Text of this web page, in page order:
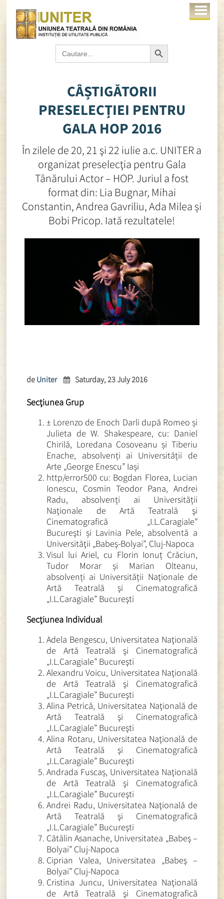
Search
for:
Search Button
CÂȘTIGĂTORII
PRESELECȚIEI PENTRU
GALA HOP 2016
În zilele de 20, 21 şi 22 iulie a.c. UNITER a
organizat preselecţia pentru Gala
Tânărului Actor – HOP. Juriul a fost
format din: Lia Bugnar, Mihai
Constantin, Andrea Gavriliu, Ada Milea și
Bobi Pricop. Iată rezultatele!
de Uniter Saturday, 23 July 2016
Secţiunea Grup
± Lorenzo de Enoch Darli după Romeo și
Julieta de W. Shakespeare, cu: Daniel
Chirilă, Loredana Cosoveanu și Tiberiu
Enache, absolvenți ai Universității de
Arte „George Enescu” Iași
http/error500 cu: Bogdan Florea, Lucian
Ionescu, Cosmin Teodor Pana, Andrei
Radu, absolvenți ai Universității
Naţionale de Artă Teatrală şi
Cinematografică „I.L.Caragiale”
Bucureşti și Lavinia Pele, absolventă a
Universităţii „Babeş-Bolyai”, Cluj-Napoca
Visul lui Ariel, cu Florin Ionuț Crăciun,
Tudor Morar și Marian Olteanu,
absolvenți ai Universității Naţionale de
Artă Teatrală şi Cinematografică
„I.L.Caragiale” Bucureşti
Secţiunea Individual
Adela Bengescu, Universitatea Naţională
de Artă Teatrală şi Cinematografică
„I.L.Caragiale” Bucureşti
Alexandru Voicu, Universitatea Naţională
de Artă Teatrală şi Cinematografică
„I.L.Caragiale” Bucureşti
Alina Petrică, Universitatea Naţională de
Artă Teatrală şi Cinematografică
„I.L.Caragiale” Bucureşti
Alina Rotaru, Universitatea Naţională de
Artă Teatrală şi Cinematografică
„I.L.Caragiale” Bucureşti
Andrada Fuscaș, Universitatea Naţională
de Artă Teatrală şi Cinematografică
„I.L.Caragiale” Bucureşti
Andrei Radu, Universitatea Naţională de
Artă Teatrală şi Cinematografică
„I.L.Caragiale” Bucureşti
Cătălin Asanache, Universitatea „Babeş –
Bolyai” Cluj-Napoca
Ciprian Valea, Universitatea „Babeş –
Bolyai” Cluj-Napoca
Cristina Juncu, Universitatea Naţională
de Artă Teatrală şi Cinematografică